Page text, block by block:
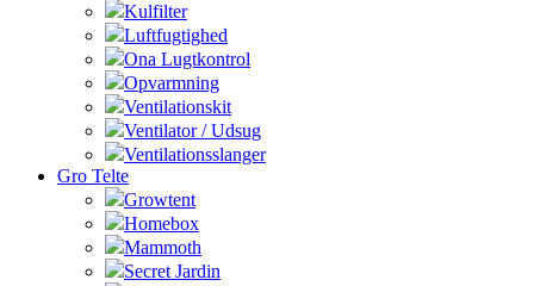
Kulfilter
Luftfugtighed
Ona Lugtkontrol
Opvarmning
Ventilationskit
Ventilator / Udsug
Ventilationsslanger
Gro Telte
Growtent
Homebox
Mammoth
Secret Jardin